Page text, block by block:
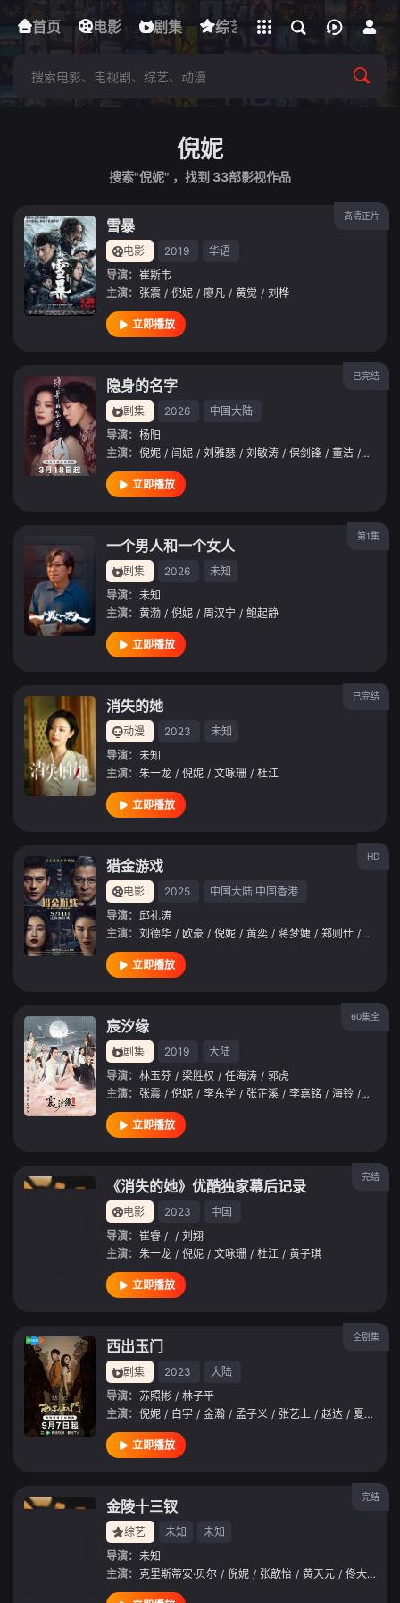
首页 电影 剧集 综艺 动漫 短剧
下载客户端
立即登录
倪妮
搜索"倪妮" ，找到 33部影视作品
高清正片
雪暴
电影 2019
华语
导演： 崔斯韦
主演： 张震 / 倪妮 / 廖凡 / 黄觉 / 刘桦
立即播放
已完结
隐身的名字
剧集 2026
中国大陆
导演： 杨阳
主演： 倪妮 / 闫妮 / 刘雅瑟 / 刘敏涛 / 保剑锋 / 董洁 / 王圣迪
立即播放
第1集
一个男人和一个女人
剧集 2026
未知
导演： 未知
主演： 黄渤 / 倪妮 / 周汉宁 / 鲍起静
立即播放
已完结
消失的她
动漫 2023
未知
导演： 未知
主演： 朱一龙 / 倪妮 / 文咏珊 / 杜江
立即播放
HD
猎金游戏
电影 2025 中国大陆 中国香港
导演： 邱礼涛
主演： 刘德华 / 欧豪 / 倪妮 / 黄奕 / 蒋梦婕 / 郑则仕 / 刘以豪
立即播放
60集全
宸汐缘
剧集 2019
大陆
导演： 林玉芬 / 梁胜权 / 任海涛 / 郭虎
主演： 张震 / 倪妮 / 李东学 / 张芷溪 / 李嘉铭 / 海铃 / 刘芊含
立即播放
完结
《消失的她》优酷独家幕后记录
电影 2023
中国
导演： 崔睿 / / 刘翔
主演： 朱一龙 / 倪妮 / 文咏珊 / 杜江 / 黄子琪
立即播放
全剧集
西出玉门
剧集 2023
大陆
导演： 苏照彬 / 林子平
主演： 倪妮 / 白宇 / 金瀚 / 孟子义 / 张艺上 / 赵达 / 夏梦
立即播放
完结
金陵十三钗
综艺 未知
未知
导演： 未知
主演： 克里斯蒂安·贝尔 / 倪妮 / 张歆怡 / 黄天元 / 佟大为